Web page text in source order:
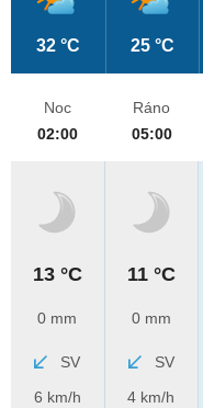
32 °C 25 °C
Noc
02:00
13 °C
0 mm
SV
6 km/h
Ráno
05:00
11 °C
0 mm
SV
4 km/h